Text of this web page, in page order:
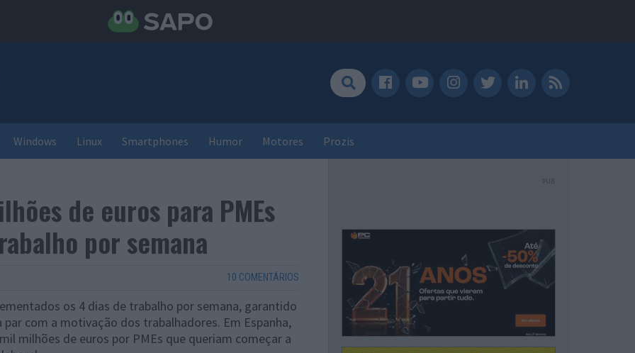
Windows Linux Smartphones Humor Motores Prozis
de euros para PMEs
por semana
10 COMENTÁRIOS
os 4 dias de trabalho por semana, garantido
com a motivação dos trabalhadores. Em Espanha,
milhões de euros por PMEs que queriam começar a
PUB